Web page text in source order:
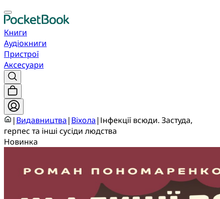
Книги
Аудіокниги
Пристрої
Аксесуари
| Видавництва| Віхола| Інфекції всюди. Застуда,
герпес та інші сусіди людства
Новинка